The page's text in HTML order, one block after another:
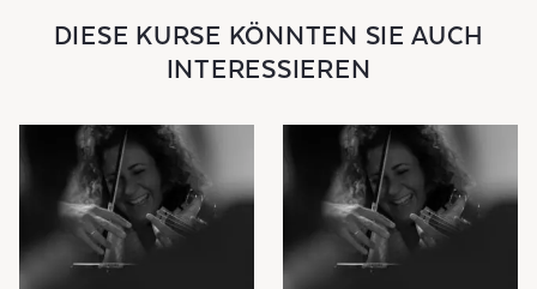
DIESE KURSE KÖNNTEN SIE AUCH
INTERESSIEREN